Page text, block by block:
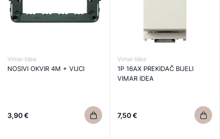
Vimar Idea
NOSIVI OKVIR 4M + VIJCI
3,90 €
Vimar Idea
1P 16AX PREKIDAČ BIJELI
VIMAR IDEA
7,50 €